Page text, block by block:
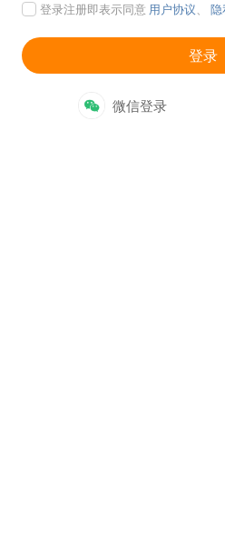
登录注册即表示同意 用户协议、 隐
登录
微信登录